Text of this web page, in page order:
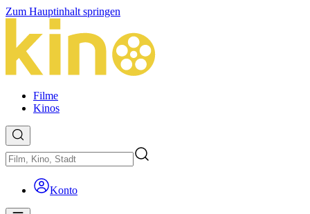
Zum Hauptinhalt springen
Filme
Kinos
Konto